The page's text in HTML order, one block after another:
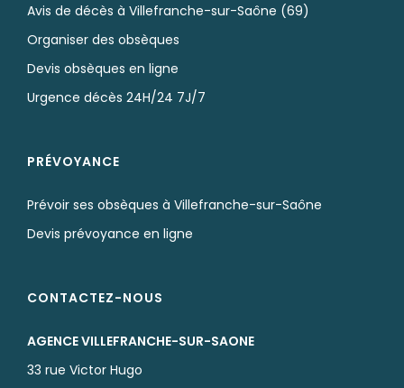
Avis de décès à Villefranche-sur-Saône (69)
Organiser des obsèques
Devis obsèques en ligne
Urgence décès 24H/24 7J/7
PRÉVOYANCE
Prévoir ses obsèques à Villefranche-sur-Saône
Devis prévoyance en ligne
CONTACTEZ-NOUS
AGENCE VILLEFRANCHE-SUR-SAONE
33 rue Victor Hugo